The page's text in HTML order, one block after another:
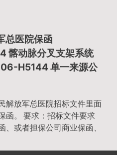
总医院保函
髂动脉分叉支架系统
H5144 单一来源公
解放军总医院招标文件里面
函。 要求：招标文件要求
、或者担保公司商业保函、